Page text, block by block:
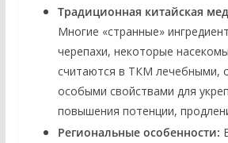
Традиционная китайская
Многие «странные»
черепахи, некоторые
считаются в ТКМ лечебными,
особыми свойствами для
повышения потенции,
Региональные особенности: